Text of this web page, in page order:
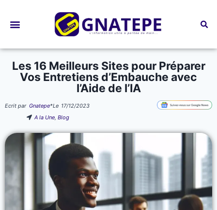
Les 16 Meilleurs Sites pour Préparer
Vos Entretiens d’Embauche avec
l’Aide de l’IA
Ecrit par Gnatepe*Le 17/12/2023
A la Une,Blog